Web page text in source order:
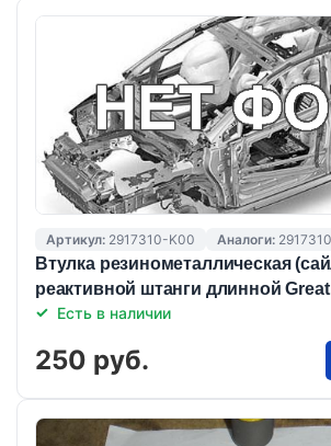
Артикул: 2917310-K00 Аналоги:
Втулка резинометаллическая
реактивной штанги длинной
Есть в наличии
250 руб.